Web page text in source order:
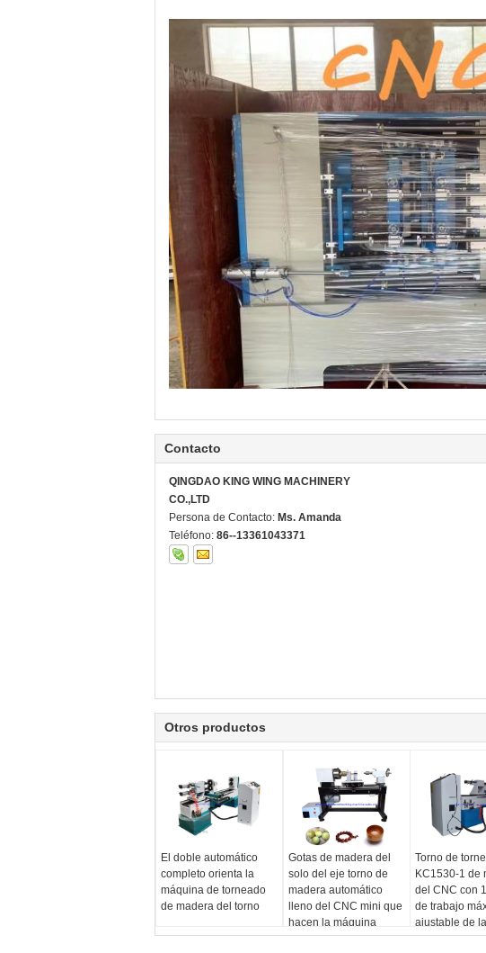
Contacto
QINGDAO KING WING MACHINERY
CO.,LTD
Persona de Contacto: Ms. Amanda
Teléfono: 86--13361043371
Otros productos
El doble automático
completo orienta la
máquina de torneado
de madera del torno
Gotas de madera del
solo del eje torno de
madera automático
lleno del CNC mini que
hacen la máquina
Torno de
KC1530-1 de
del CNC con
de trabajo
ajustable de
de trabajo del